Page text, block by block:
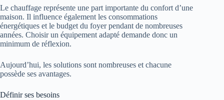
Le chauffage représente une part importante du confort d’une
maison. Il influence également les consommations
énergétiques et le budget du foyer pendant de nombreuses
années. Choisir un équipement adapté demande donc un
minimum de réflexion.
Aujourd’hui, les solutions sont nombreuses et chacune
possède ses avantages.
Définir ses besoins